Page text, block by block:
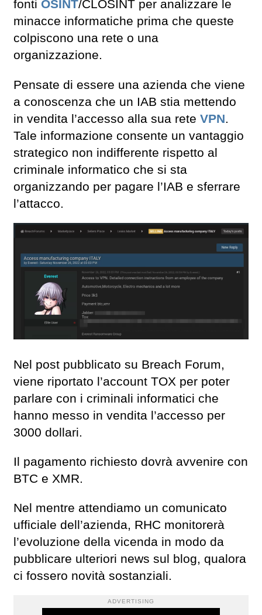
fonti OSINT/CLOSINT per analizzare le
minacce informatiche prima che queste
colpiscono una rete o una
organizzazione.
Pensate di essere una azienda che viene
a conoscenza che un IAB stia mettendo
in vendita l’accesso alla sua rete VPN.
Tale informazione consente un vantaggio
strategico non indifferente rispetto al
criminale informatico che si sta
organizzando per pagare l’IAB e sferrare
l’attacco.
Nel post pubblicato su Breach Forum,
viene riportato l’account TOX per poter
parlare con i criminali informatici che
hanno messo in vendita l’accesso per
3000 dollari.
Il pagamento richiesto dovrà avvenire con
BTC e XMR.
Nel mentre attendiamo un comunicato
ufficiale dell’azienda, RHC monitorerà
l’evoluzione della vicenda in modo da
pubblicare ulteriori news sul blog, qualora
ci fossero novità sostanziali.
ADVERTISING